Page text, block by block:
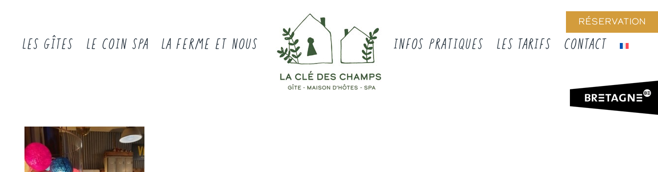
RÉSERVATION
LES GÎTES LE COIN SPA LA FERME ET NOUS INFOS PRATIQUES LES TARIFS CONTACT